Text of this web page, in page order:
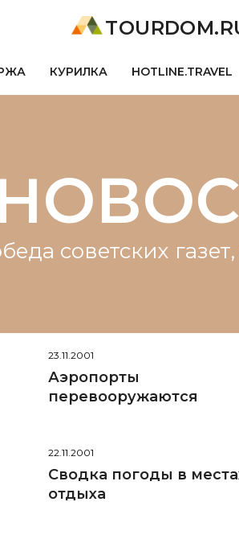
КУРИЛКА HOTLINE.TRAVEL
советских
23.11.2001
Аэропорты
перевооружаются
22.11.2001
Сводка погоды в
отдыха